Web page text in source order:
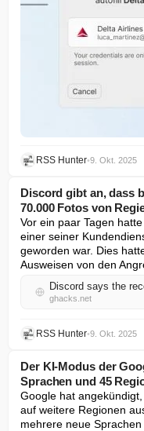
RSS Hunter•9. Okt. 2025
Discord gibt an, dass
70.000 Fotos von
Vor ein paar Tagen
einer seiner
geworden war. Dies
Ausweisen von den
ghacks.net
RSS Hunter•9. Okt. 2025
Der KI-Modus der
Sprachen und 45
Google hat
auf weitere Regionen
mehrere neue